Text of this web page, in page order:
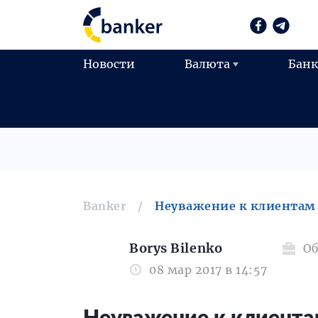
Новости Валюта
Banker Неуважение к клиентам
Borys Bilenko
08 мар 2017 в 14:57